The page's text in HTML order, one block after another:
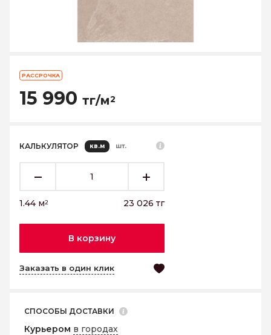
РАССРОЧКА
15 990 тг/м2
КАЛЬКУЛЯТОР кв.м шт.
1.44 м2 23 026 тг
В корзину
Заказать в один клик
СПОСОБЫ ДОСТАВКИ
Курьером в городах